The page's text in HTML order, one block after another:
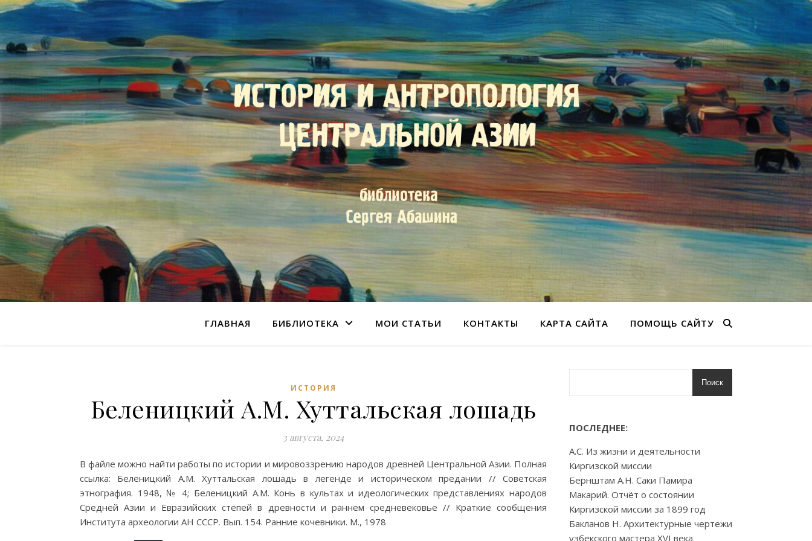
ГЛАВНАЯ БИБЛИОТЕКА МОИ СТАТЬИ КОНТАКТЫ КАРТА САЙТА ПОМОЩЬ САЙТУ
ИСТОРИЯ
Беленицкий А.М. Хуттальская лошадь
3 августа, 2024
В файле можно найти работы по истории и мировоззрению народов древней Центральной Азии. Полная
ссылка: Беленицкий А.М. Хуттальская лошадь в легенде и историческом предании // Советская
этнография. 1948, № 4; Беленицкий А.М. Конь в культах и идеологических представлениях народов
Средней Азии и Евразийских степей в древности и раннем средневековье // Краткие сообщения
Института археологии АН СССР. Вып. 154. Ранние кочевники. М., 1978
Поиск
ПОСЛЕДНЕЕ:
А.С. Из жизни и деятельности
Киргизской миссии
Бернштам А.Н. Саки Памира
Макарий. Отчёт о состоянии
Киргизской миссии за 1899 год
Бакланов Н. Архитектурные чертежи
узбекского мастера XVI века